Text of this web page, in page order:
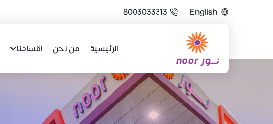
8003033313
الرئيسية من نحن اقسامنا